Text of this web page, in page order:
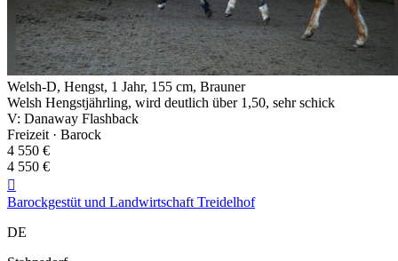
Welsh-D, Hengst, 1 Jahr, 155 cm, Brauner
Welsh Hengstjährling, wird deutlich über 1,50, sehr schick
V: Danaway Flashback
Freizeit · Barock
4 550 €
4 550 €

Barockgestüt und Landwirtschaft Treidelhof
DE